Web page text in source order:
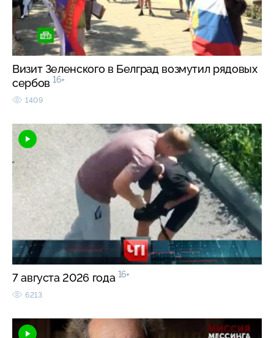
Визит Зеленского в Белград возмутил рядовых
сербов 16+
1409
7 августа 2026 года 16+
6213